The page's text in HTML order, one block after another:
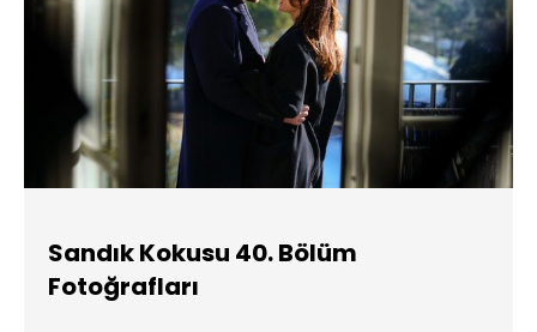
Sandık Kokusu 40. Bölüm
Fotoğrafları